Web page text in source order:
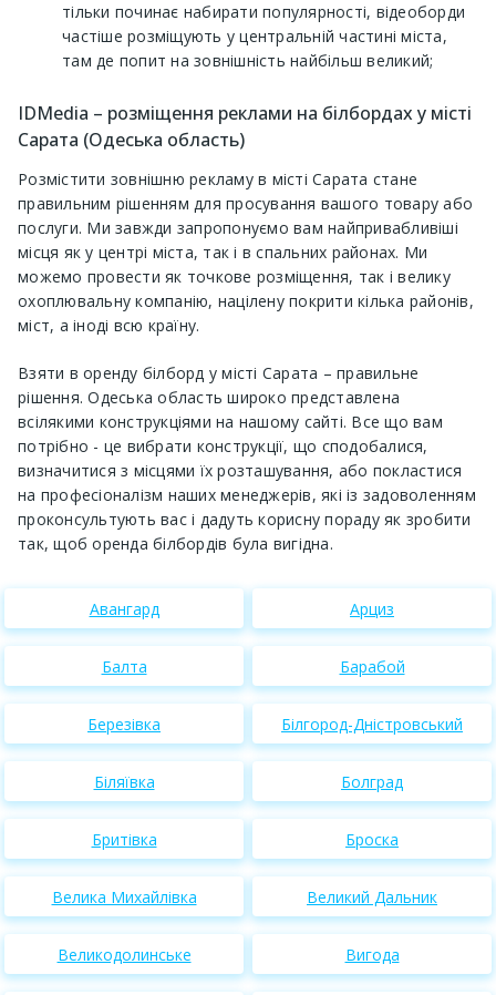
тільки починає набирати популярності, відеоборди
частіше розміщують у центральній частині міста,
там де попит на зовнішність найбільш великий;
IDMedia – розміщення реклами на білбордах у місті
Сарата (Одеська область)
Розмістити зовнішню рекламу в місті Сарата стане
правильним рішенням для просування вашого товару або
послуги. Ми завжди запропонуємо вам найпривабливіші
місця як у центрі міста, так і в спальних районах. Ми
можемо провести як точкове розміщення, так і велику
охоплювальну компанію, націлену покрити кілька районів,
міст, а іноді всю країну.
Взяти в оренду білборд у місті Сарата – правильне
рішення. Одеська область широко представлена ​​
всілякими конструкціями на нашому сайті. Все що вам
потрібно - це вибрати конструкції, що сподобалися,
визначитися з місцями їх розташування, або покластися
на професіоналізм наших менеджерів, які із задоволенням
проконсультують вас і дадуть корисну пораду як зробити
так, щоб оренда білбордів була вигідна.
Авангард Арциз
Балта Барабой
Березівка Білгород-Дністровський
Біляївка Болград
Бритівка Броска
Велика Михайлівка Великий Дальник
Великодолинське Вигода